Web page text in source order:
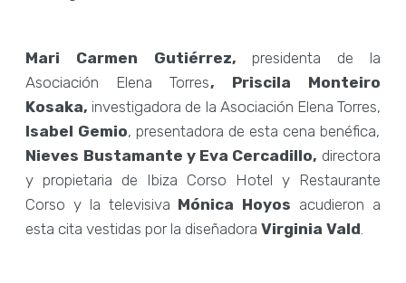
Mari Carmen Gutiérrez, presidenta de la
Asociación Elena Torres, Priscila Monteiro
Kosaka, investigadora de la Asociación Elena Torres,
Isabel Gemio, presentadora de esta cena benéfica,
Nieves Bustamante y Eva Cercadillo, directora
y propietaria de Ibiza Corso Hotel y Restaurante
Corso y la televisiva Mónica Hoyos acudieron a
esta cita vestidas por la diseñadoraVirginia Vald